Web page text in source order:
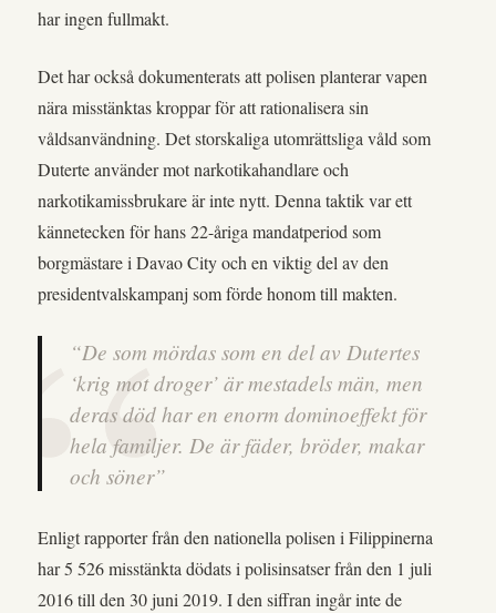
har ingen fullmakt.
Det har också dokumenterats att polisen planterar vapen
nära misstänktas kroppar för att rationalisera sin
våldsanvändning. Det storskaliga utomrättsliga våld som
Duterte använder mot narkotikahandlare och
narkotikamissbrukare är inte nytt. Denna taktik var ett
kännetecken för hans 22-åriga mandatperiod som
borgmästare i Davao City och en viktig del av den
presidentvalskampanj som förde honom till makten.
“De som mördas som en del av Dutertes
‘krig mot droger’ är mestadels män, men
deras död har en enorm dominoeffekt för
hela familjer. De är fäder, bröder, makar
och söner”
Enligt rapporter från den nationella polisen i Filippinerna
har 5 526 misstänkta dödats i polisinsatser från den 1 juli
2016 till den 30 juni 2019. I den siffran ingår inte de